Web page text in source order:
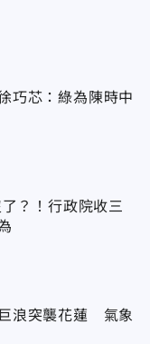
巧芯：綠為陳時中
？！行政院收三
浪突襲花蓮 氣象